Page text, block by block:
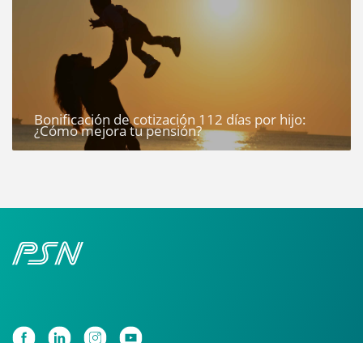
Bonificación de cotización 112 días por hijo:
¿Cómo mejora tu pensión?